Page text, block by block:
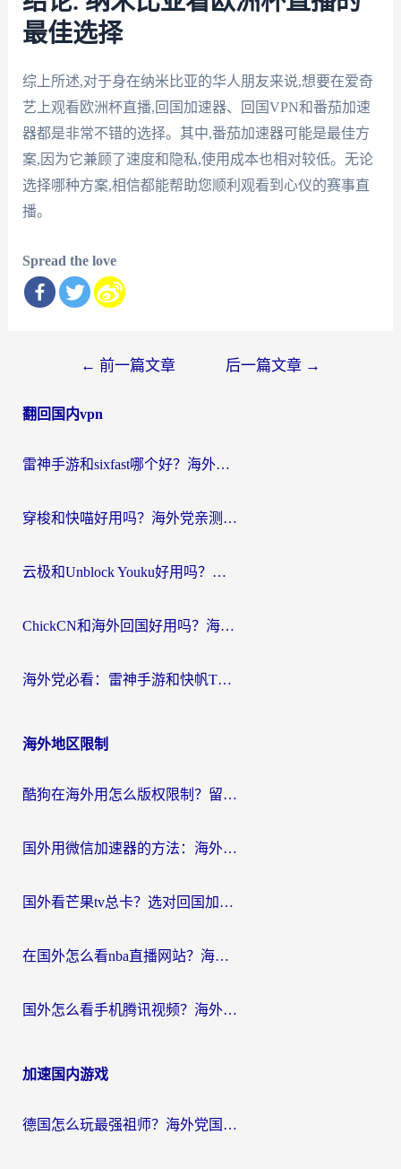
最佳选择
综上所述,对于身在纳米比亚的华人朋友来说,想要在爱奇
艺上观看欧洲杯直播,回国加速器、回国VPN和番茄加速
器都是非常不错的选择。其中,番茄加速器可能是最佳方
案,因为它兼顾了速度和隐私,使用成本也相对较低。无论
选择哪种方案,相信都能帮助您顺利观看到心仪的赛事直
播。
Spread the love
导
← 前一篇文章 后一篇文章 →
翻回国内vpn
雷神手游和sixfast哪个好？海外党亲测3款回国加速器，教你选对不踩坑
穿梭和快喵好用吗？海外党亲测：小众加速器对比+番茄加速器深度体验
云极和Unblock Youku好用吗？海外党亲测+2026回国加速器避坑指南
ChickCN和海外回国好用吗？海外党2026亲测：从手游到影音，选对加速器的3个关键
海外党必看：雷神手游和快帆TV版好用吗？3步选对回国加速器不踩坑
海外地区限制
酷狗在海外用怎么版权限制？留学生亲测：3步解决听国内音乐难题
国外用微信加速器的方法：海外党无缝连接国内生活的实用指南
国外看芒果tv总卡？选对回国加速器，轻松追《浪姐》不费劲
在国外怎么看nba直播网站？海外党专属体育观赛指南，告别地区限制！
国外怎么看手机腾讯视频？海外党亲测有效的追剧加速器选择指南
加速国内游戏
德国怎么玩最强祖师？海外党国服游戏加速器选择全攻略（附宝可梦Online实测）